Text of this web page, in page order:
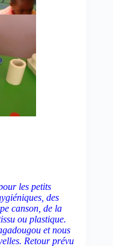
les petits
des
canson, de la
ou plastique.
et nous
Retour prévu